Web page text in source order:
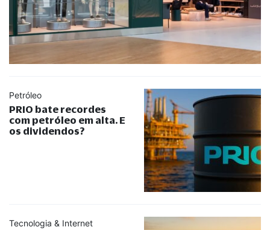
Petróleo
PRIO bate recordes
com petróleo em alta. E
os dividendos?
Tecnologia & Internet